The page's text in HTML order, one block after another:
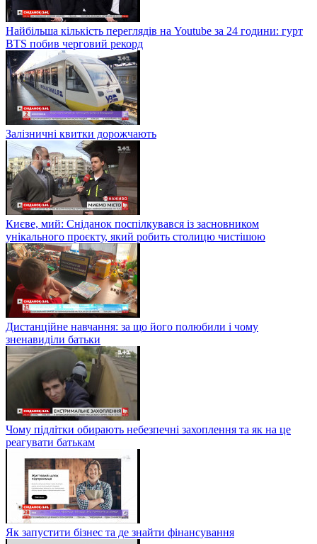
Найбільша кількість переглядів на Youtube за 24 години: гурт
BTS побив черговий рекорд
Залізничні квитки дорожчають
Києве, мий: Сніданок поспілкувався із засновником
унікального проєкту, який робить столицю чистішою
Дистанційне навчання: за що його полюбили і чому
зненавиділи батьки
Чому підлітки обирають небезпечні захоплення та як на це
реагувати батькам
Як запустити бізнес та де знайти фінансування